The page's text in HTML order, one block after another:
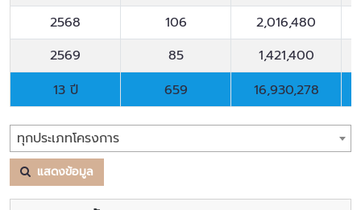
13 ปี 659 16,930,278
2568
106
2,016,480
2569
85
1,421,400
13 ปี
659 16,930,278
ทุกประเภทโครงการ
แสดงข้อมูล